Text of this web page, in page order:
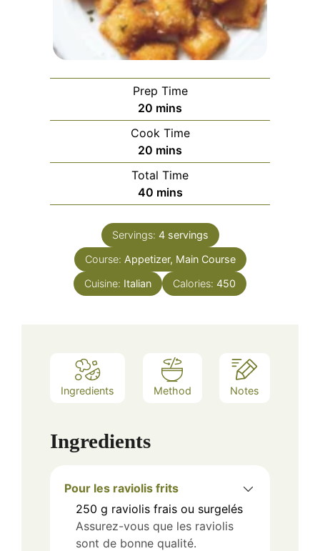
Prep Time
20 minutes
mins
Cook Time
20 minutes
mins
Total Time
40minutes
mins
Servings: 4 servings
Course: Appetizer, Main Course
Cuisine: Italian Calories: 450
Ingredients Method Notes
Ingredients
Pour les raviolis frits
250 g raviolis frais ou surgelés
Assurez-vous que les raviolis
sont de bonne qualité.